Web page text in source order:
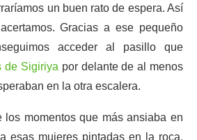
un buen rato de espera. Así
Gracias a ese pequeño
acceder al pasillo que
de Sigiriya por delante de al menos
en la otra escalera.
los momentos que más ansiaba en
esas mujeres pintadas en la roca.